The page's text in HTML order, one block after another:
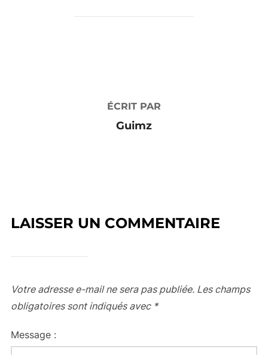
ÉCRIT PAR
Guimz
LAISSER UN COMMENTAIRE
Votre adresse e-mail ne sera pas publiée. Les champs
obligatoires sont indiqués avec *
Message :